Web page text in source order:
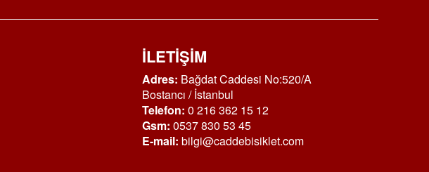
İLETİŞİM
Adres: Bağdat Caddesi No:520/A
Bostancı / İstanbul
Telefon: 0 216 362 15 12
Gsm: 0537 830 53 45
E-mail: bilgi@caddebisiklet.com